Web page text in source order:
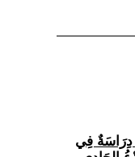
دِرَاسَةٌ فِي